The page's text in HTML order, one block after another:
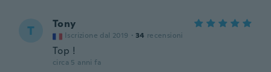
T Tony
Iscrizione dal 2019 · 34 recensioni
Top !
circa 5 anni fa